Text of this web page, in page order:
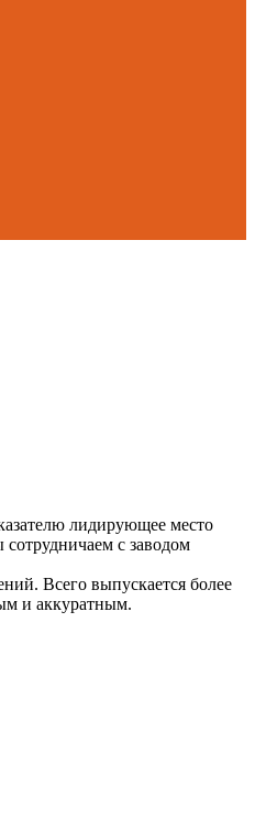
лидирующее место
с заводом
Всего выпускается более
и аккуратным.